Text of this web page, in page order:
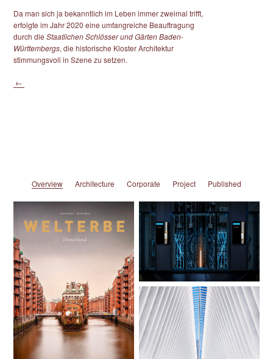
Da man sich ja bekanntlich im Leben immer zweimal trifft,
erfolgte im Jahr 2020 eine umfangreiche Beauftragung
durch dieStaatlichen Schlösser und Gärten Baden-
Württembergs, die historische Kloster Architektur
stimmungsvoll in Szene zu setzen.
←
Overview Architecture Corporate Project Published